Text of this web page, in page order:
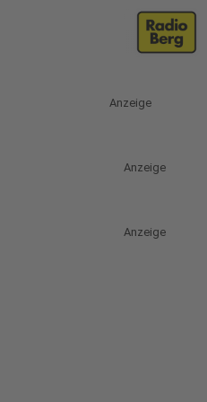
Anzeige
Anzeige
Anzeige